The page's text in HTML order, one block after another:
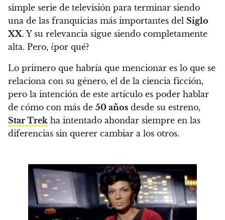
simple serie de televisión para terminar siendo
una de las franquicias más importantes del Siglo
XX. Y su relevancia sigue siendo completamente
alta. Pero, ¿por qué?
Lo primero que habría que mencionar es lo que se
relaciona con su género, el de la ciencia ficción,
pero la intención de este artículo es poder hablar
de cómo con más de 50 años desde su estreno,
Star Trek ha intentado ahondar siempre en las
diferencias sin querer cambiar a los otros.